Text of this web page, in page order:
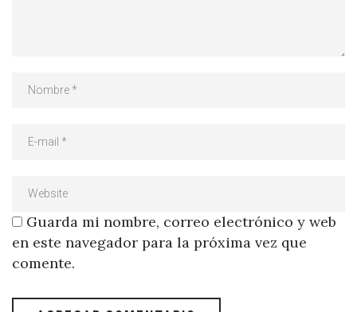
Guarda mi nombre, correo electrónico y web
en este navegador para la próxima vez que
comente.